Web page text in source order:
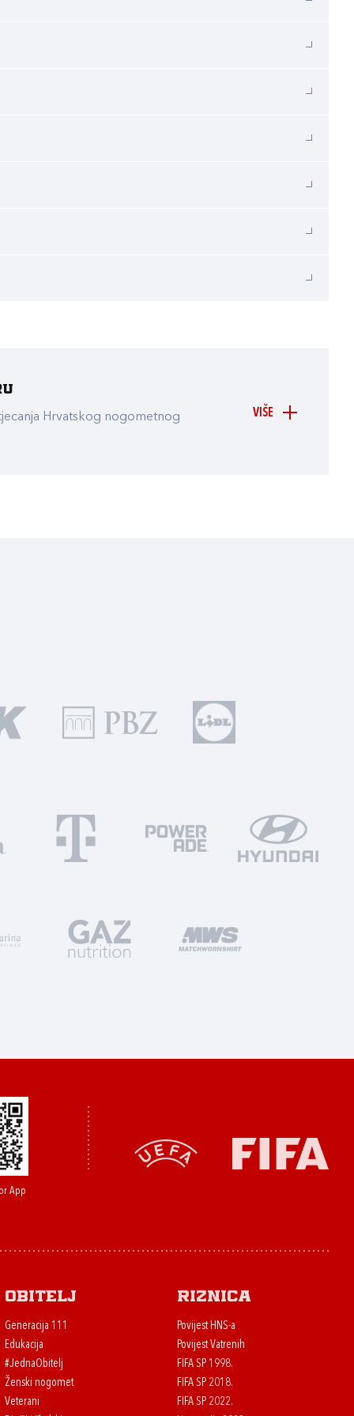
VIŠE
Hrvatskog nogometnog
App
Obitelj
Generacija 111
Edukacija
#JednaObitelj
Ženski nogomet
Veterani
Riznica
Povijest HNS-a
Povijest Vatrenih
FIFA SP 1998.
FIFA SP 2018.
FIFA SP 2022.